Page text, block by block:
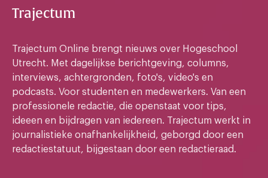
Trajectum
Trajectum Online brengt nieuws over Hogeschool
Utrecht. Met dagelijkse berichtgeving, columns,
interviews, achtergronden, foto's, video's en
podcasts. Voor studenten en medewerkers. Van een
professionele redactie, die openstaat voor tips,
ideeen en bijdragen van iedereen. Trajectum werkt in
journalistieke onafhankelijkheid, geborgd door een
redactiestatuut, bijgestaan door een redactieraad.